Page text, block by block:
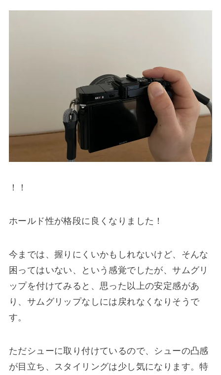
！！
ホールド性が格段に良くなりました！
今までは、握りにくいかもしれないけど、そんな
困ってはいない、という感覚でしたが、サムグリ
ップを付けてみると、思った以上の安定感があ
り、サムグリップなしには戻れなくなりそうで
す。
ただシューに取り付けているので、シューの凸感
が目立ち、スタイリングは少し気になります。特